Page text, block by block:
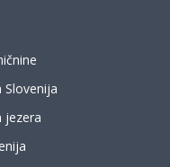
Slovenija
jezera